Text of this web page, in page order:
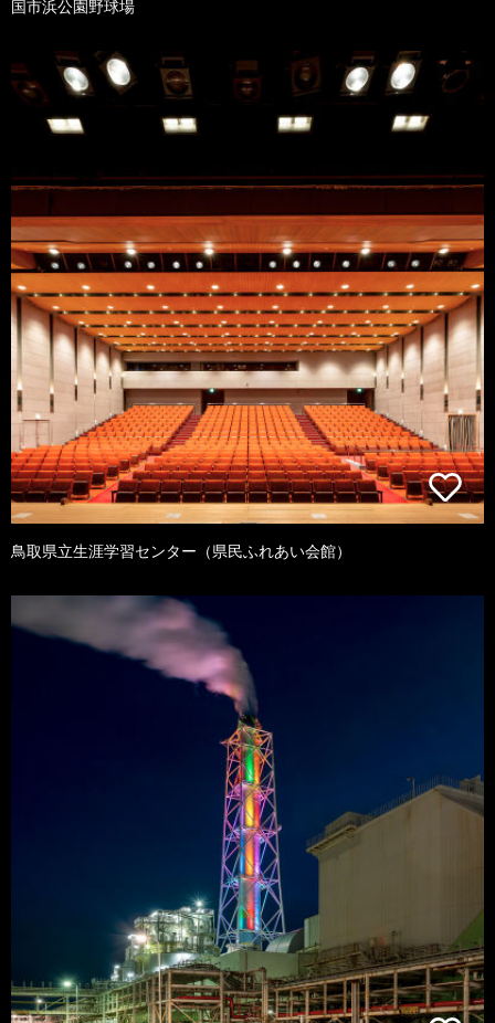
国市浜公園野球場
鳥取県立生涯学習センター（県民ふれあい会館）